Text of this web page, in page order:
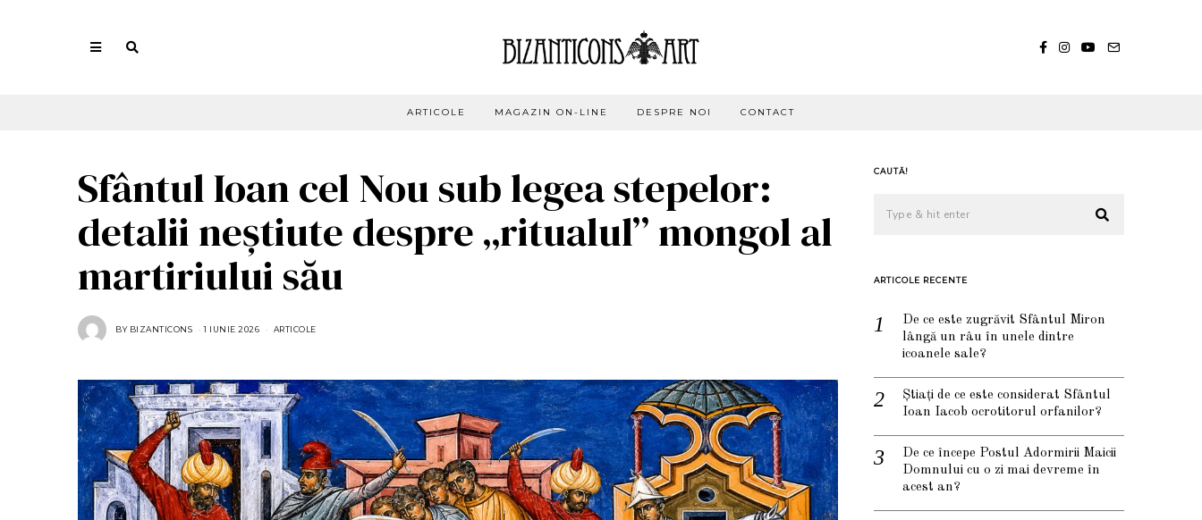
ARTICOLE MAGAZIN ON-LINE DESPRE NOI CONTACT
Sfântul Ioan cel Nou sub legea stepelor:
detalii neștiute despre „ritualul” mongol al
martiriului său
BY BIZANTICONS 1 IUNIE 2026
E
2
0
2
6
ARTICOLE
CAUTĂ!
ARTICOLE RECENTE
De ce este zugrăvit Sfântul Miron
lângă un râu în unele dintre
icoanele sale?
Știați de ce este considerat Sfântul
Ioan Iacob ocrotitorul orfanilor?
De ce începe Postul Adormirii Maicii
Domnului cu o zi mai devreme în
acest an?